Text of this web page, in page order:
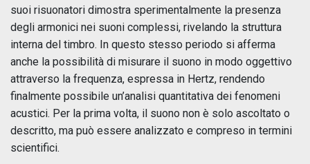
suoi risuonatori dimostra sperimentalmente la presenza
degli armonici nei suoni complessi, rivelando la struttura
interna del timbro. In questo stesso periodo si afferma
anche la possibilità di misurare il suono in modo oggettivo
attraverso la frequenza, espressa in Hertz, rendendo
finalmente possibile un’analisi quantitativa dei fenomeni
acustici. Per la prima volta, il suono non è solo ascoltato o
descritto, ma può essere analizzato e compreso in termini
scientifici.